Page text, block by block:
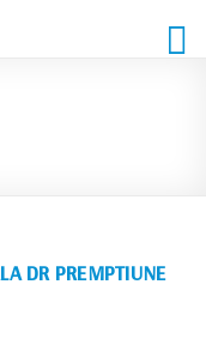
DR PREMPTIUNE